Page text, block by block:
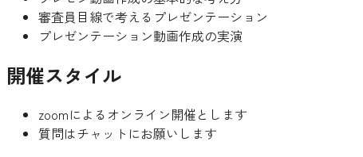
審査員目線で考えるプレゼンテーション
プレゼンテーション動画作成の実演
開催スタイル
zoomによるオンライン開催とします
質問はチャットにお願いします